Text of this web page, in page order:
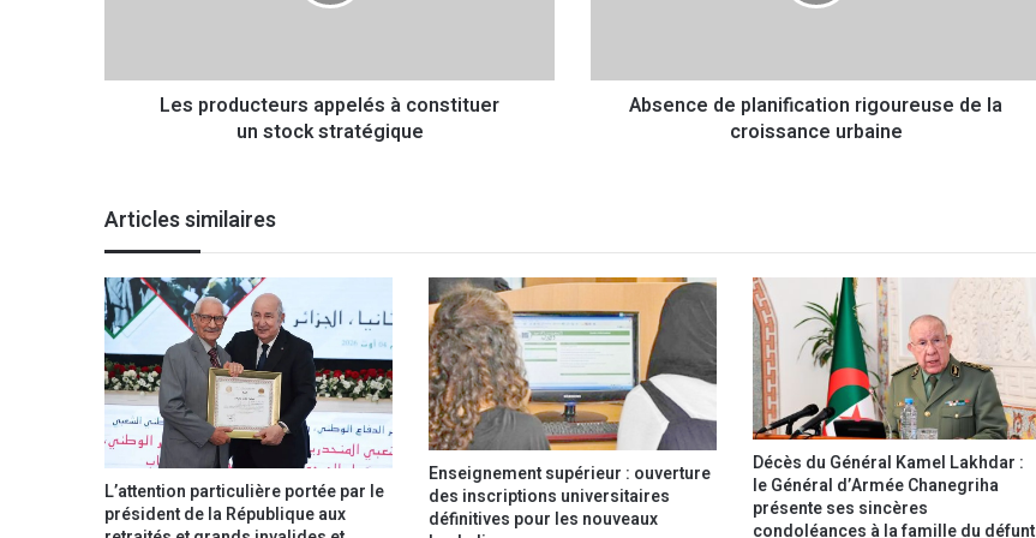
c
a
p
p
e
l
é
s
à
o
n
s
t
Les producteurs appelés à constituer
un stock stratégique
e
i
c
t
o
n
r
i
g
o
u
Absence de planification rigoureuse de la
croissance urbaine
Articles similaires
L’attention particulière portée par le
président de la République aux
Enseignement supérieur : ouverture
des inscriptions universitaires
définitives pour les nouveaux
Décès du Général Kamel Lakhdar :
le Général d’Armée Chanegriha
présente ses sincères
condoléances à la famille du défunt